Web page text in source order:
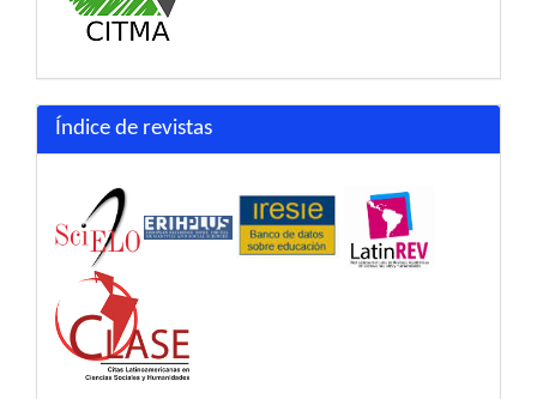
Índice de revistas